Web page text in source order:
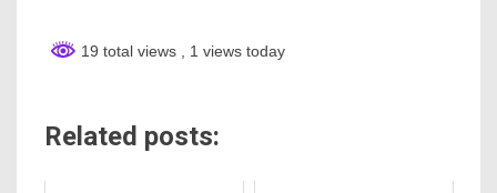
19 total views , 1 views today
Related posts: